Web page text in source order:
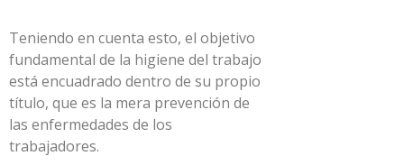
Teniendo en cuenta esto, el objetivo
fundamental de la higiene del trabajo
está encuadrado dentro de su propio
título, que es la mera prevención de
las enfermedades de los
trabajadores.